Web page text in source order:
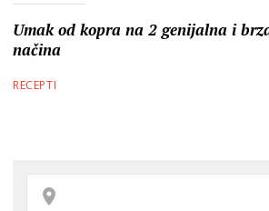
Umak od kopra na 2 genijalna i
načina
RECEPTI